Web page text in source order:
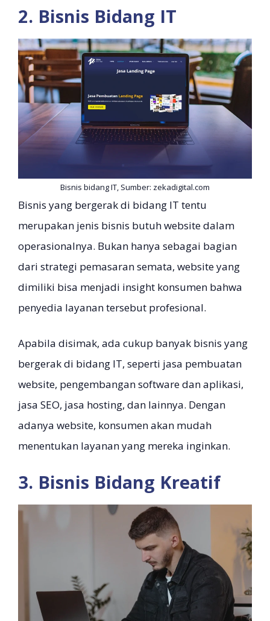
2. Bisnis Bidang IT
Bisnis bidang IT, Sumber: zekadigital.com
Bisnis yang bergerak di bidang IT tentu
merupakan jenis bisnis butuh website dalam
operasionalnya. Bukan hanya sebagai bagian
dari strategi pemasaran semata, website yang
dimiliki bisa menjadi insight konsumen bahwa
penyedia layanan tersebut profesional.
Apabila disimak, ada cukup banyak bisnis yang
bergerak di bidang IT, seperti jasa pembuatan
website, pengembangan software dan aplikasi,
jasa SEO, jasa hosting, dan lainnya. Dengan
adanya website, konsumen akan mudah
menentukan layanan yang mereka inginkan.
3. Bisnis Bidang Kreatif